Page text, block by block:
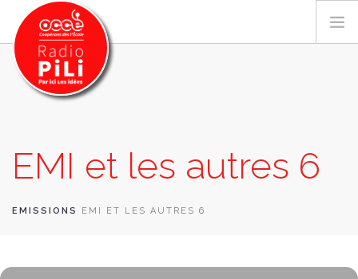
GRILLE DES PROGRAMMES
EMISSIONS / PODCASTS
EMI et les autres 6
EMISSIONS EMI ET LES AUTRES 6